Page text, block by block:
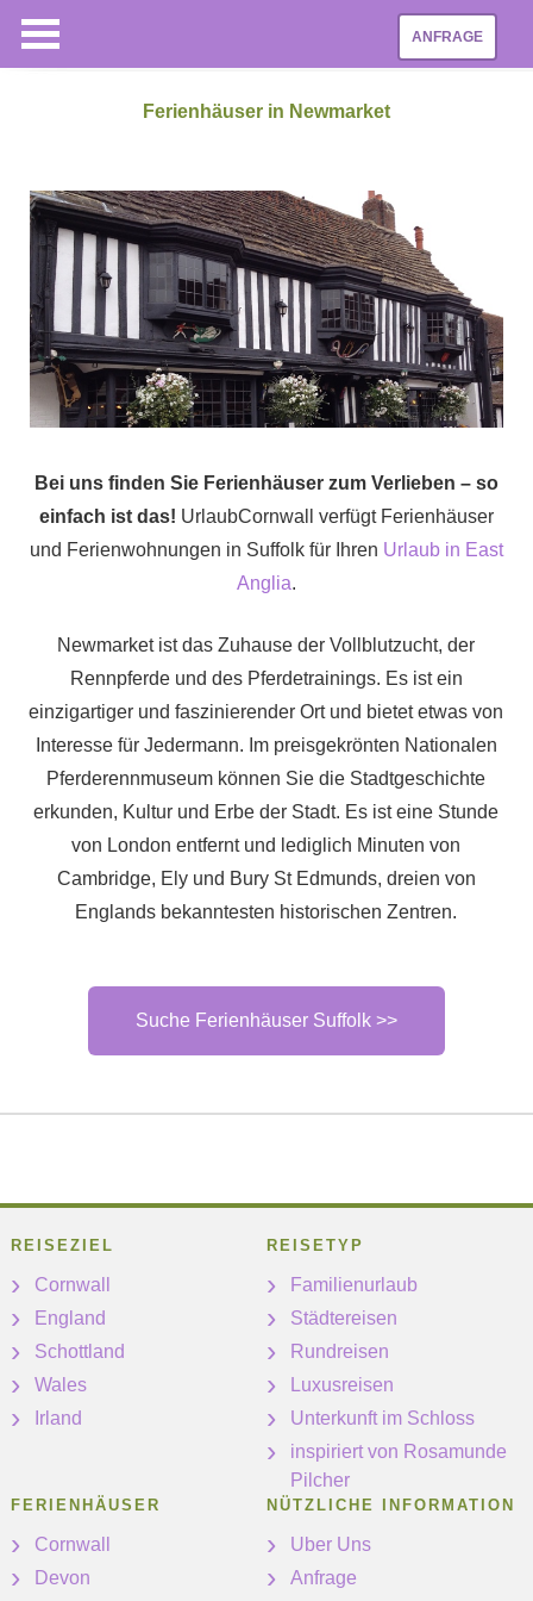
ANFRAGE
Ferienhäuser in Newmarket
Bei uns finden Sie Ferienhäuser zum Verlieben – so
einfach ist das! UrlaubCornwall verfügt Ferienhäuser
und Ferienwohnungen in Suffolk für Ihren Urlaub in East
Anglia.
Newmarket ist das Zuhause der Vollblutzucht, der
Rennpferde und des Pferdetrainings. Es ist ein
einzigartiger und faszinierender Ort und bietet etwas von
Interesse für Jedermann. Im preisgekrönten Nationalen
Pferderennmuseum können Sie die Stadtgeschichte
erkunden, Kultur und Erbe der Stadt. Es ist eine Stunde
von London entfernt und lediglich Minuten von
Cambridge, Ely und Bury St Edmunds, dreien von
Englands bekanntesten historischen Zentren.
Suche Ferienhäuser Suffolk >>
REISEZIEL
Cornwall
England
Schottland
Wales
Irland
REISETYP
Familienurlaub
Städtereisen
Rundreisen
Luxusreisen
Unterkunft im Schloss
inspiriert von Rosamunde
Pilcher
FERIENHÄUSER
Cornwall
Devon
NÜTZLICHE INFORMATION
Uber Uns
Anfrage